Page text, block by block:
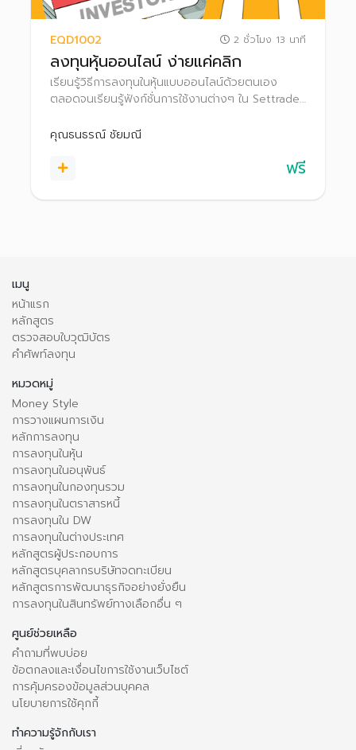
EQD1002 2 ชั่วโมง 13 นาที
ลงทุนหุ้นออนไลน์ ง่ายแค่คลิก
เรียนรู้วิธีการลงทุนในหุ้นแบบออนไลน์ด้วยตนเอง
ตลอดจนเรียนรู้ฟังก์ชั่นการใช้งานต่างๆ ใน Settrade
ประสิทธิภาพยิ่งขึ้น
คุณธนธรณ์ ชัยมณี
ฟรี
เมนู
หน้าแรก
หลักสูตร
ตรวจสอบใบวุฒิบัตร
คำศัพท์ลงทุน
หมวดหมู่
Money Style
การวางแผนการเงิน
หลักการลงทุน
การลงทุนในหุ้น
การลงทุนในอนุพันธ์
การลงทุนในกองทุนรวม
การลงทุนในตราสารหนี้
การลงทุนใน DW
การลงทุนในต่างประเทศ
หลักสูตรผู้ประกอบการ
หลักสูตรบุคลากรบริษัทจดทะเบียน
หลักสูตรการพัฒนาธุรกิจอย่างยั่งยืน
การลงทุนในสินทรัพย์ทางเลือกอื่น ๆ
ศูนย์ช่วยเหลือ
คำถามที่พบบ่อย
ข้อตกลงและเงื่อนไขการใช้งานเว็บไซต์
การคุ้มครองข้อมูลส่วนบุคคล
นโยบายการใช้คุกกี้
ทำความรู้จักกับเรา